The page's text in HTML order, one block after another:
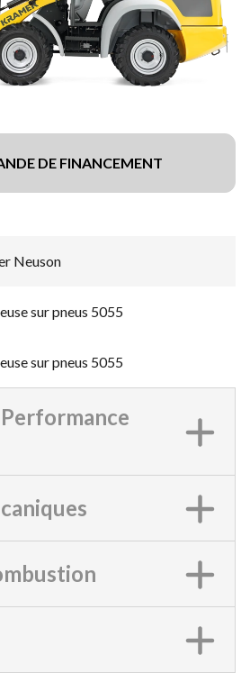
DE FINANCEMENT
Neuson
sur pneus 5055
sur pneus 5055